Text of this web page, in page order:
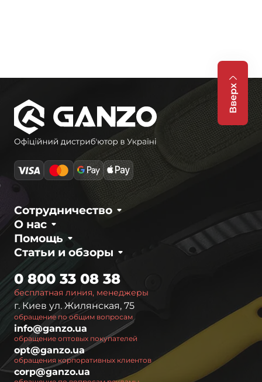
Вверх
О нас
Сотрудничество
Статьи и обзоры
Помощь
бесплатная линия, менеджеры
0 800 33 08 38
г. Киев ул. Жилянская, 75
обращение по общим вопросам
info@ganzo.ua
обращение оптовых покупателей
opt@ganzo.ua
обращения корпоративных клиентов
corp@ganzo.ua